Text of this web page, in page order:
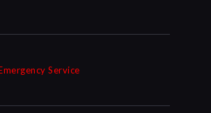
Service